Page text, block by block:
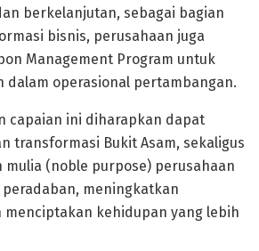
berkelanjutan, sebagai bagian
bisnis, perusahaan juga
Management Program untuk
dalam operasional pertambangan.
capaian ini diharapkan dapat
transformasi Bukit Asam, sekaligus
mulia (noble purpose) perusahaan
meningkatkan
menciptakan kehidupan yang lebih